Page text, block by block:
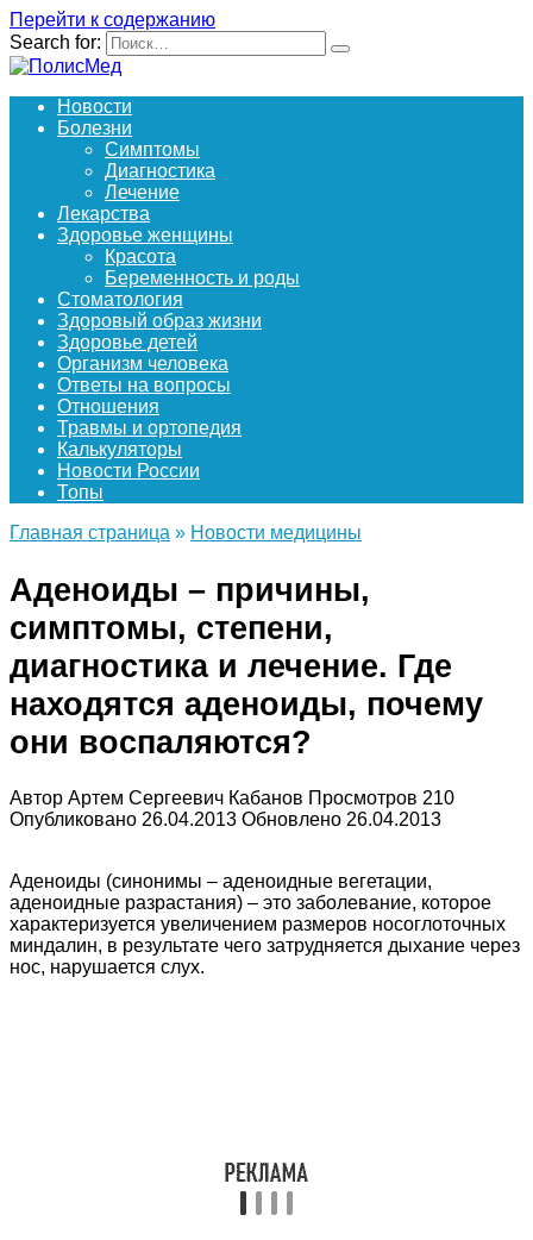
Перейти к содержанию
Search for:
Новости
Болезни
Симптомы
Диагностика
Лечение
Лекарства
Здоровье женщины
Красота
Беременность и роды
Стоматология
Здоровый образ жизни
Здоровье детей
Организм человека
Ответы на вопросы
Отношения
Травмы и ортопедия
Калькуляторы
Новости России
Топы
Главная страница » Новости медицины
Аденоиды – причины,
симптомы, степени,
диагностика и лечение. Где
находятся аденоиды, почему
они воспаляются?
Автор Артем Сергеевич Кабанов Просмотров 210
Опубликовано 26.04.2013 Обновлено 26.04.2013
Аденоиды (синонимы – аденоидные вегетации,
аденоидные разрастания) – это заболевание, которое
характеризуется увеличением размеров носоглоточных
миндалин, в результате чего затрудняется дыхание через
нос, нарушается слух.